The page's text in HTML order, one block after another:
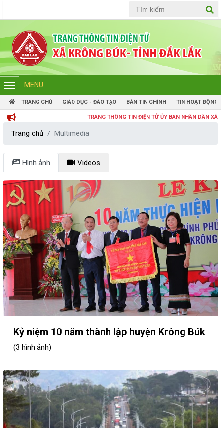
MENU
TRANG CHỦ GIÁO DỤC - ĐÀO TẠO BẢN TIN CHÍNH TIN HOẠT ĐỘNG
TRANG THÔNG TIN ĐIỆN TỬ ỦY BAN NHÂN DÂN XÃ KRÔNG
Trang chủ Multimedia
Hình ảnh Videos
Kỷ niệm 10 năm thành lập huyện Krông Búk
(3 hình ảnh)